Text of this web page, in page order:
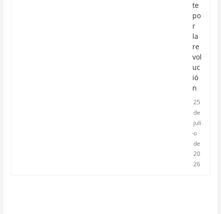
te
po
r
la
re
vol
uc
ió
n
25
de
juli
o
de
20
26